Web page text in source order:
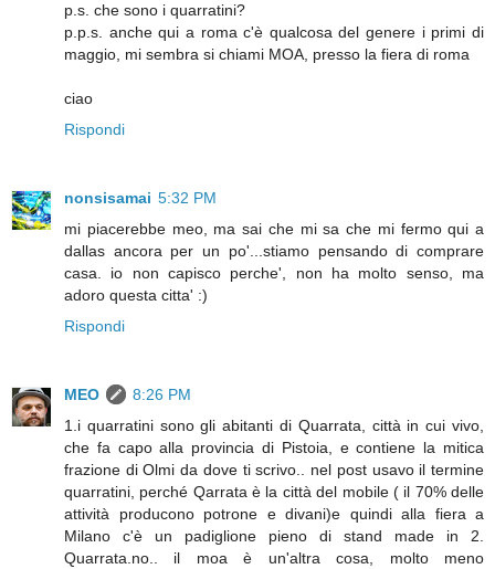
p.s. che sono i quarratini?
p.p.s. anche qui a roma c'è qualcosa del genere i primi di
maggio, mi sembra si chiami MOA, presso la fiera di roma
ciao
Rispondi
nonsisamai 5:32 PM
mi piacerebbe meo, ma sai che mi sa che mi fermo qui a
dallas ancora per un po'...stiamo pensando di comprare
casa. io non capisco perche', non ha molto senso, ma
adoro questa citta' :)
Rispondi
MEO
8:26 PM
1.i quarratini sono gli abitanti di Quarrata, città in cui vivo,
che fa capo alla provincia di Pistoia, e contiene la mitica
frazione di Olmi da dove ti scrivo.. nel post usavo il termine
quarratini, perché Qarrata è la città del mobile ( il 70% delle
attività producono potrone e divani)e quindi alla fiera a
Milano c'è un padiglione pieno di stand made in 2.
Quarrata.no.. il moa è un'altra cosa, molto meno